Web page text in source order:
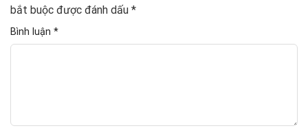
bắt buộc được đánh dấu *
Bình luận *